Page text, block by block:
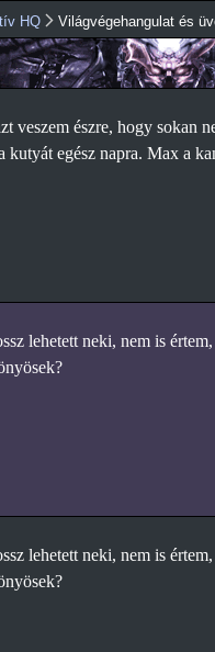
Ugrás a
tartalomra
HQ Világvégehangulat és
veszem észre, hogy sokan
egész napra. Max a
lehetett neki, nem is
lehetett neki, nem is